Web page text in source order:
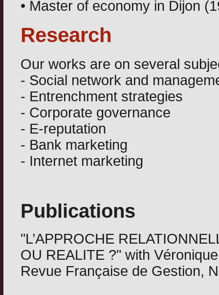
• Master of economy in Dijon
Research
Our works are on several
- Social network and
- Entrenchment strategies
- Corporate governance
- E-reputation
- Bank marketing
- Internet marketing
Publications
"L’APPROCHE
OU REALITE ?" with
Revue Française de Gestion,